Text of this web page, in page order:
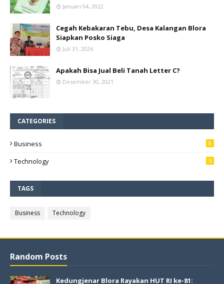
Januari 04, 2022
Cegah Kebakaran Tebu, Desa Kalangan Blora
Siapkan Posko Siaga
Juli 31, 2026
Apakah Bisa Jual Beli Tanah Letter C?
Desember 30, 2021
CATEGORIES
Business 8
Technology 5
TAGS
Business Technology
Random Posts
Kedungjenar Blora Rayakan HUT RI ke-81: